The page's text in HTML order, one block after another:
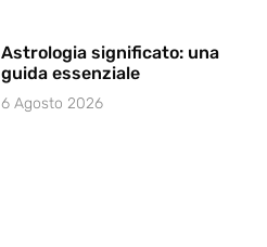
Astrologia significato: una
guida essenziale
6 Agosto 2026